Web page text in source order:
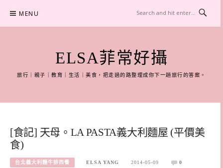
content
MENU
ELSA菲常好攝
旅行｜親子｜教育｜生活｜美食，把走過的路整理成你下一趟旅行的答案。
[食記] 天母。LA PASTA義大利麵屋 (平價美
食)
台北義大利麵牛排西餐 ELSA YANG 2014-05-09 0